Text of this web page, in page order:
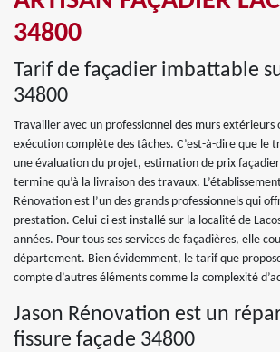
34800
Tarif de façadier imbattable
34800
Travailler avec un professionnel des murs extérieurs
exécution complète des tâches. C’est-à-dire que le
une évaluation du projet, estimation de prix
termine qu’à la livraison des travaux.
Rénovation est l’un des grands professionnels qui
prestation. Celui-ci est installé sur la localité de
années. Pour tous ses services de façadières, elle
département. Bien évidemment, le tarif que
compte d’autres éléments comme la complexité
Jason Rénovation est un
fissure façade 34800